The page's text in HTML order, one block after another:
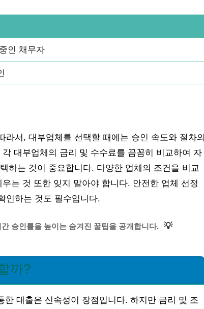
인 채무자
서, 대부업체를 선택할 때에는 승인 속도와 절차의
대부업체의 금리 및 수수료를 꼼꼼히 비교하여 자
하는 것이 중요합니다. 다양한 업체의 조건을 비교
는 것 또한 잊지 말아야 합니다. 안전한 업체 선정
인하는 것도 필수입니다.
승인률을 높이는 숨겨진 꿀팁을 공개합니다. 💡
까?
대출은 신속성이 장점입니다. 하지만 금리 및 조